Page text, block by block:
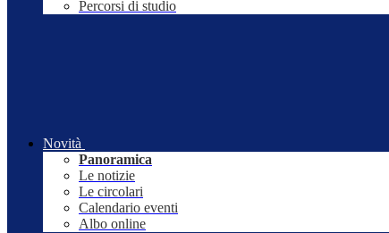
Percorsi di studio
Novità
Panoramica
Le notizie
Le circolari
Calendario eventi
Albo online